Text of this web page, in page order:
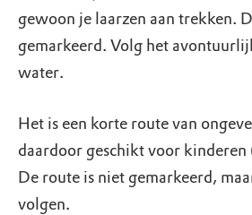
gewoon je laarzen aan trekken.
gemarkeerd. Volg het
water.
Het is een korte route van
daardoor geschikt voor
De route is niet gemarkeerd,
volgen.